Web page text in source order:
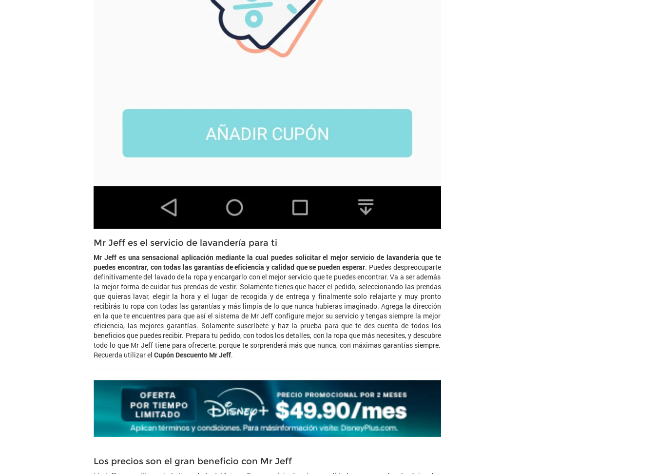
Mr Jeff es el servicio de lavandería para ti
Mr Jeff es una sensacional aplicación mediante la cual puedes solicitar el mejor servicio de lavandería que te
puedes encontrar, con todas las garantías de eficiencia y calidad que se pueden esperar. Puedes despreocuparte
definitivamente del lavado de la ropa y encargarlo con el mejor servicio que te puedes encontrar. Va a ser además
la mejor forma de cuidar tus prendas de vestir. Solamente tienes que hacer el pedido, seleccionando las prendas
que quieras lavar, elegir la hora y el lugar de recogida y de entrega y finalmente solo relajarte y muy pronto
recibirás tu ropa con todas las garantías y más limpia de lo que nunca hubieras imaginado. Agrega la dirección
en la que te encuentres para que así el sistema de Mr Jeff configure mejor su servicio y tengas siempre la mejor
eficiencia, las mejores garantías. Solamente suscríbete y haz la prueba para que te des cuenta de todos los
beneficios que puedes recibir. Prepara tu pedido, con todos los detalles, con la ropa que más necesites, y descubre
todo lo que Mr Jeff tiene para ofrecerte, porque te sorprenderá más que nunca, con máximas garantías siempre.
Recuerda utilizar el Cupón Descuento Mr Jeff.
Los precios son el gran beneficio con Mr Jeff